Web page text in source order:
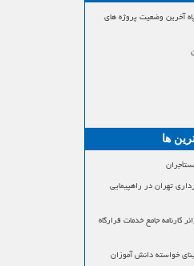
آخرین وضعیت پروژه های
ها
تهران در راهپیمایی
زائر کارنامه جامع خدمات قرارگاه
خواسته دانش آموزان